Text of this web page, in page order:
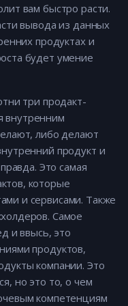
вам быстро расти.
вывода из данных
продуктах и
будет умение
три продакт-
внутренним
либо делают
продукт и
Это самая
которые
и сервисами. Также
Самое
и ввысь, это
продуктов,
компании. Это
но это то, о чем
компетенциям